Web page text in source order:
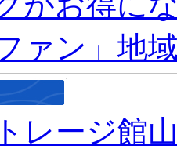
ァン」地
レージ館